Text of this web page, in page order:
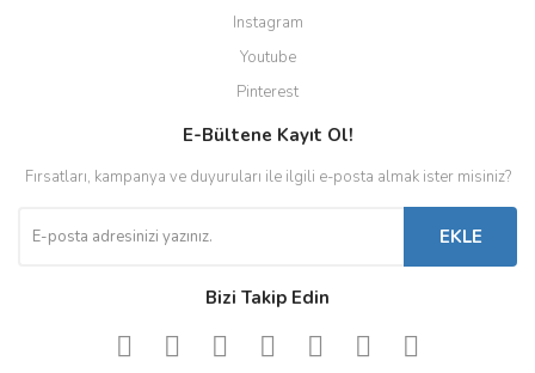
Instagram
Youtube
Pinterest
E-Bültene Kayıt Ol!
Fırsatları, kampanya ve duyuruları ile ilgili e-posta almak ister misiniz?
EKLE
Bizi Takip Edin